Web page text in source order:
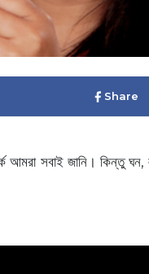
Share
আমরা সবাই জানি। কিন্তু